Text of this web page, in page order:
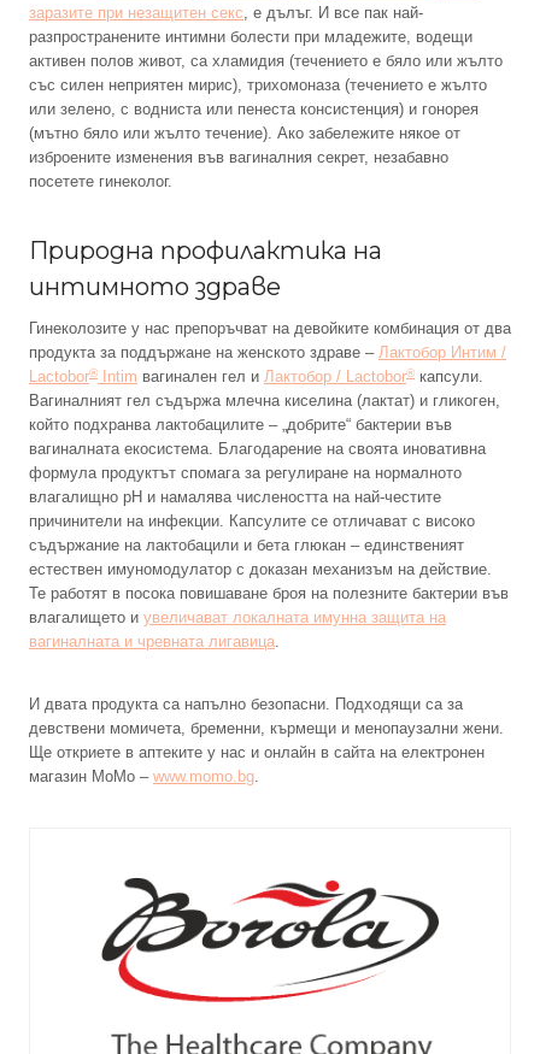
заразите при незащитен секс, е дълъг. И все пак най-
разпространените интимни болести при младежите, водещи
активен полов живот, са хламидия (течението е бяло или жълто
със силен неприятен мирис), трихомоназа (течението е жълто
или зелено, с водниста или пенеста консистенция) и гонорея
(мътно бяло или жълто течение). Ако забележите някое от
изброените изменения във вагиналния секрет, незабавно
посетете гинеколог.
Природна профилактика на
интимното здраве
Гинеколозите у нас препоръчват на девойките комбинация от два
продукта за поддържане на женското здраве – Лактобор Интим /
Lactobor® Intim вагинален гел и Лактобор / Lactobor® капсули.
Вагиналният гел съдържа млечна киселина (лактат) и гликоген,
който подхранва лактобацилите – „добрите“ бактерии във
вагиналната екосистема. Благодарение на своята иновативна
формула продуктът спомага за регулиране на нормалното
влагалищно pH и намалява числеността на най-честите
причинители на инфекции. Капсулите се отличават с високо
съдържание на лактобацили и бета глюкан – единственият
естествен имуномодулатор с доказан механизъм на действие.
Те работят в посока повишаване броя на полезните бактерии във
влагалището и увеличават локалната имунна защита на
вагиналната и чревната лигавица.
И двата продукта са напълно безопасни. Подходящи са за
девствени момичета, бременни, кърмещи и менопаузални жени.
Ще откриете в аптеките у нас и онлайн в сайта на електронен
магазин МоМо – www.momo.bg.